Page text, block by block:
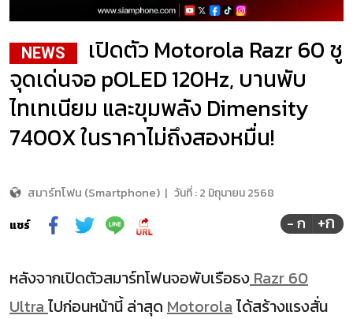
NEWS
เปิดตัว Motorola Razr 60 ชู
จุดเด่นจอ pOLED 120Hz, บานพับ
ไทเทเนียม และขุมพลัง Dimensity
7400X ในราคาไม่ถึงสองหมื่น!
สมาร์ทโฟน (Smartphone) | วันที่ :2 มิถุนายน 2568
แชร์
- ก +ก
หลังจากเปิดตัวสมาร์ทโฟนจอพับเรือธงRazr 60
Ultraไปก่อนหน้านี้ ล่าสุด Motorolaได้สร้างแรงสั่น